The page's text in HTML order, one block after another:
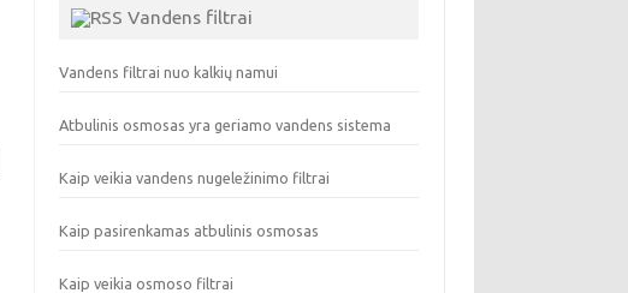
Vandens filtrai
Vandens filtrai nuo kalkių namui
Atbulinis osmosas yra geriamo vandens sistema
Kaip veikia vandens nugeležinimo filtrai
Kaip pasirenkamas atbulinis osmosas
Kaip veikia osmoso filtrai